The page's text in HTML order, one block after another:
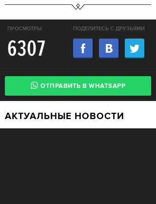
ПРОСМОТРЫ
6307
ПОДЕЛИТЕСЬ С ДРУЗЬЯМИ
ОТПРАВИТЬ В WHATSAPP
АКТУАЛЬНЫЕ НОВОСТИ